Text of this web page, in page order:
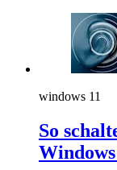
windows 11
So
Windows